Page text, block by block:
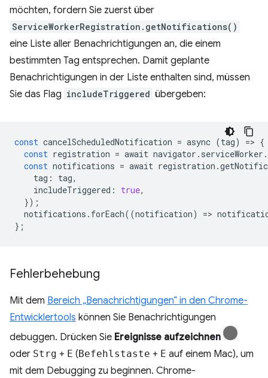
möchten, fordern Sie zuerst über
ServiceWorkerRegistration.getNotifications()
eine Liste aller Benachrichtigungen an, die einem
bestimmten Tag entsprechen. Damit geplante
Benachrichtigungen in der Liste enthalten sind, müssen
Sie das Flag includeTriggered übergeben:
const cancelScheduledNotification = async (tag) => {
const registration = await navigator . serviceWorker .
const notifications = await registration .
tag : tag,
includeTriggered : true,
});
notifications . forEach((notification) =>
};
Fehlerbehebung
Mit dem Bereich „Benachrichtigungen“ in den Chrome-
Entwicklertools können Sie Benachrichtigungen
debuggen. Drücken Sie Ereignisse aufzeichnen
oder Strg + E (Befehlstaste + E auf einem Mac), um
mit dem Debugging zu beginnen. Chrome-